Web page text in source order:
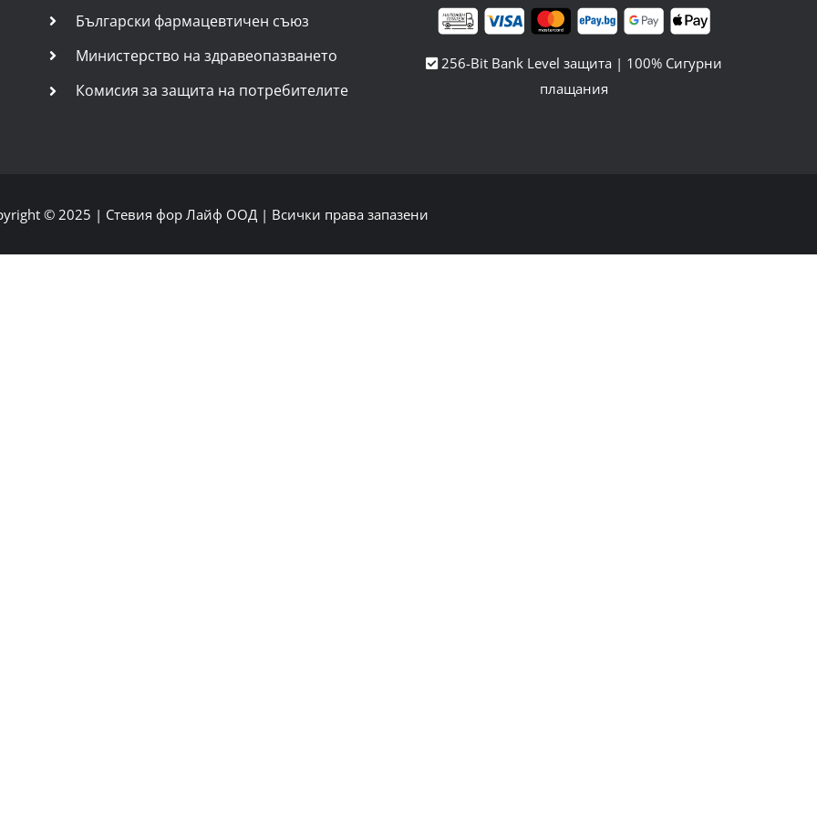
Български фармацевтичен съюз
Министерство на здравеопазването
Комисия за защита на потребителите
256-Bit Bank Level защита | 100% Сигурни
плащания
© 2025 | Стевия фор Лайф ООД | Всички права запазени